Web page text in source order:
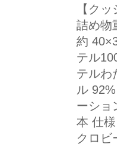
【ク
詰め物
約
テル
テルわ
ル
ーショ
本 仕
クロビ